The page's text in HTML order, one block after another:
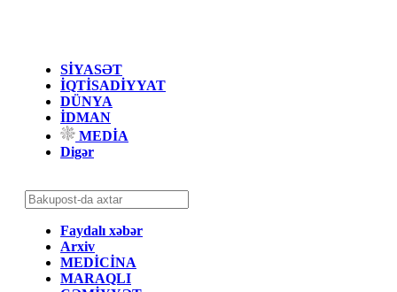
SİYASƏT
İQTİSADİYYAT
DÜNYA
İDMAN
MEDİA
Digər
Faydalı xəbər
Arxiv
MEDİCİNA
MARAQLI